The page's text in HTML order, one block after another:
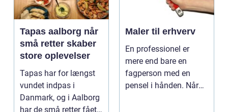
Tapas aalborg når
små retter skaber
store oplevelser
Tapas har for længst
vundet indpas i
Danmark, og i Aalborg
har de små retter fået
Maler til erhverv
En professionel er
mere end bare en
fagperson med en
pensel i hånden. Når